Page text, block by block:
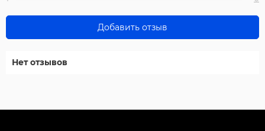
Добавить отзыв
Нет отзывов